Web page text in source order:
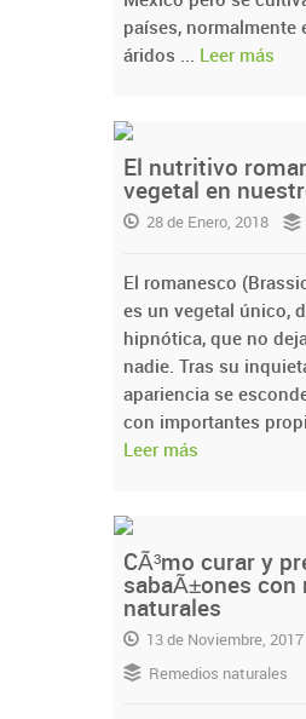
países, normalmente
áridos ... Leer más
El nutritivo
vegetal en
28 de Enero, 2018
El romanesco
es un vegetal único,
hipnótica, que no
nadie. Tras su
apariencia se
con importantes
Leer más
CÃ³mo curar y
sabaÃ±ones con
naturales
13 de Noviembre, 2017
Remedios naturales